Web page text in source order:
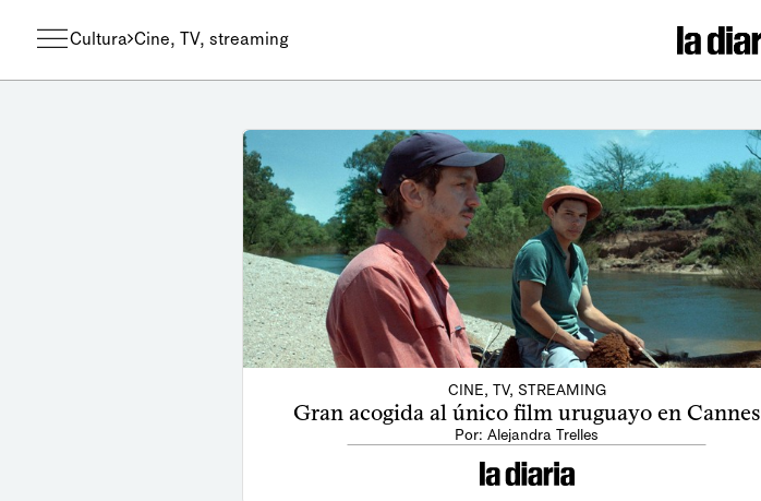
Cultura Cine, TV, streaming
CINE, TV, STREAMING
Gran acogida al único film uruguayo en Cannes
Por: Alejandra Trelles